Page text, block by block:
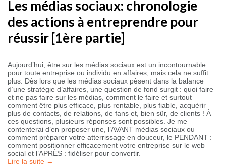
Les médias sociaux: chronologie
des actions à entreprendre pour
réussir [1ère partie]
Aujourd’hui, être sur les médias sociaux est un incontournable
pour toute entreprise ou individu en affaires, mais cela ne suffit
plus. Dès lors que les médias sociaux pèsent dans la balance
d’une stratégie d’affaires, une question de fond surgit : quoi faire
et ne pas faire sur les médias, comment le faire et surtout
comment être plus efficace, plus rentable, plus fiable, acquérir
plus de contacts, de relations, de fans et, bien sûr, de clients ! À
ces questions, plusieurs réponses sont possibles. Je me
contenterai d’en proposer une, l’AVANT médias sociaux ou
comment préparer votre atterrissage en douceur, le PENDANT :
comment positionner efficacement votre entreprise sur le web
social et l’APRÈS : fidéliser pour convertir.
Lire la suite →